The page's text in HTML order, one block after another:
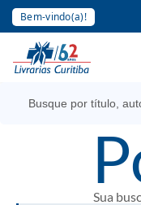
Bem-vindo(a)!
Sua